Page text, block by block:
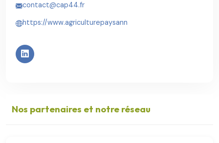
contact@cap44.fr
https://www.agriculturepaysann
Nos partenaires et notre réseau